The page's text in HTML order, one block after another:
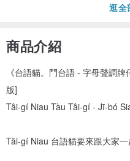
逛全
商品介紹
《台語貓。鬥台語 - 字母聲調
版]
Tâi-gí Niau Tàu Tâi-gí - Jī-bó
Tâi-gí Niau 台語貓要來跟大家一